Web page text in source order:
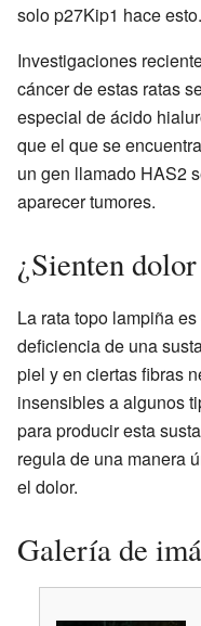
solo p27Kip1 hace esto.
Investigaciones
cáncer de estas ratas
especial de ácido
que el que se
un gen llamado HAS2
aparecer tumores.
¿Sienten
La rata topo lampiña
deficiencia de una
piel y en ciertas fibras
insensibles a algunos
para producir esta
regula de una manera
el dolor.
Galería de